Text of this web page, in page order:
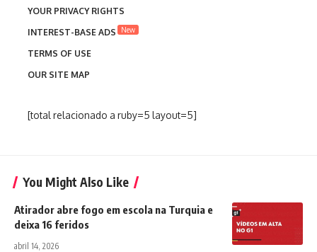
YOUR PRIVACY RIGHTS
INTEREST-BASE ADS
New
TERMS OF USE
OUR SITE MAP
[total relacionado a ruby=5 layout=5]
You Might Also Like
Atirador abre fogo em escola na Turquia e
deixa 16 feridos
abril 14, 2026